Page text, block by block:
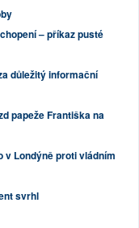
– příkaz pusté
důležitý informační
papeže Františka na
v Londýně proti vládním
svrhl